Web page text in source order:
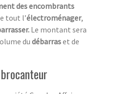
des encombrants
tout l’électroménager,
Le montant sera
du débarraset de